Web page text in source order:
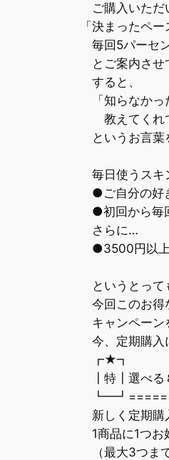
ご購入いただ
「決まったペ
毎回5パーセ
とご案内させ
すると、
「知らなかっ
教えてくれて
というお言葉
毎日使うスキ
●ご自分の好
●初回から毎
さらに…
●3500円以上
というとって
今回このお得
キャンペーン
今、定期購入
┏★┓
┃特┃選べる８
新しく定期購
1商品に1つお
（最大3つまで